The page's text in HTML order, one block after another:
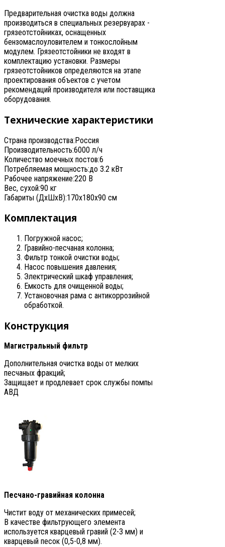
Предварительная очистка воды должна
производиться в специальных резервуарах -
грязеотстойниках, оснащенных
бензомаслоуловителем и тонкослойным
модулем. Грязеотстойники не входят в
комплектацию установки. Размеры
грязеотстойников определяются на этапе
проектирования объектов с учетом
рекомендаций производителя или поставщика
оборудования.
Технические характеристики
Страна производства:Россия
Производительность:6000 л/ч
Количество моечных постов:6
Потребляемая мощность:до 3.2 кВт
Рабочее напряжение:220 В
Вес, сухой:90 кг
Габариты (ДxШxВ):170x180x90 см
Комплектация
Погружной насос;
Гравийно-песчаная колонна;
Фильтр тонкой очистки воды;
Насос повышения давления;
Электрический шкаф управления;
Емкость для очищенной воды;
Установочная рама с антикоррозийной
обработкой.
Конструкция
Магистральный фильтр
Дополнительная очистка воды от мелких
песчаных фракций;
Защищает и продлевает срок службы помпы
АВД
Песчано-гравийная колонна
Чистит воду от механических примесей;
В качестве фильтрующего элемента
используется кварцевый гравий (2-3 мм) и
кварцевый песок (0,5-0,8 мм).